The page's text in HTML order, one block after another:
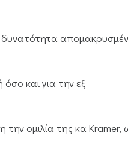
και για την εξ
ομιλία της κα Kramer,